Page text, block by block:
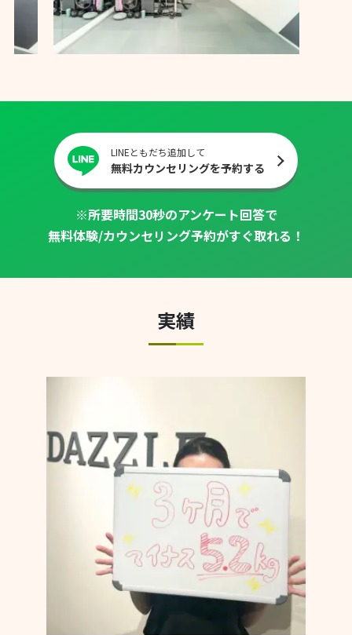
LINEともだち追加して
無料カウンセリングを予約する
※所要時間30秒のアンケート回答で
無料体験/カウンセリング予約がすぐ取れる！
実績